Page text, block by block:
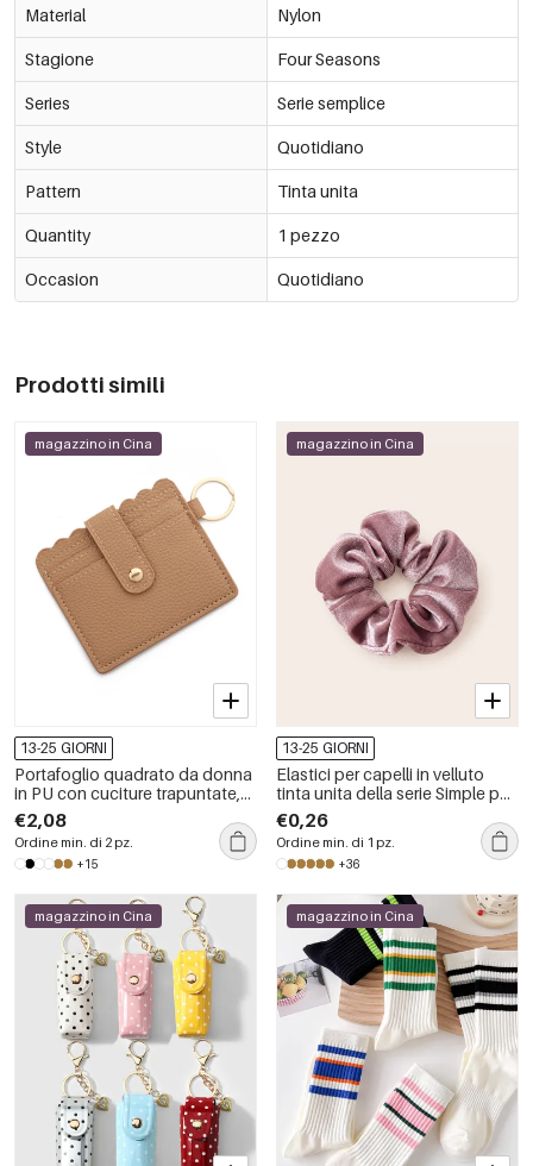
Material Nylon
Stagione Four Seasons
Series Serie semplice
Style Quotidiano
Pattern Tinta unita
Quantity 1 pezzo
Occasion Quotidiano
Prodotti simili
magazzino in Cina
13-25 GIORNI
Portafoglio quadrato da donna
in PU con cuciture trapuntate,
stampa leopardata e stampa
animalier, stile casual.
€2,08
Ordine min. di 2 pz.
+15
magazzino in Cina
13-25 GIORNI
Elastici per capelli in velluto
tinta unita della serie Simple per
tutti i giorni
€0,26
Ordine min. di 1 pz.
+36
magazzino in Cina magazzino in Cina